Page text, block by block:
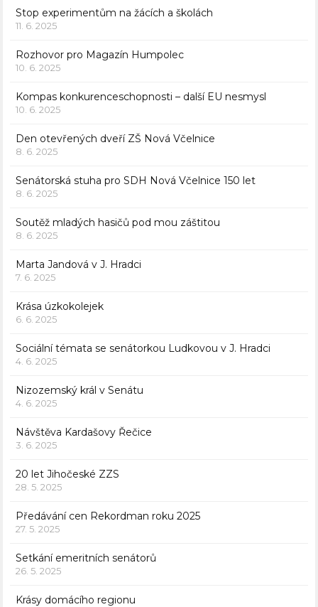
Stop experimentům na žácích a školách
11. 6. 2025
Rozhovor pro Magazín Humpolec
10. 6. 2025
Kompas konkurenceschopnosti – další EU nesmysl
10. 6. 2025
Den otevřených dveří ZŠ Nová Včelnice
8. 6. 2025
Senátorská stuha pro SDH Nová Včelnice 150 let
8. 6. 2025
Soutěž mladých hasičů pod mou záštitou
8. 6. 2025
Marta Jandová v J. Hradci
7. 6. 2025
Krása úzkokolejek
6. 6. 2025
Sociální témata se senátorkou Ludkovou v J. Hradci
4. 6. 2025
Nizozemský král v Senátu
4. 6. 2025
Návštěva Kardašovy Řečice
3. 6. 2025
20 let Jihočeské ZZS
28. 5. 2025
Předávání cen Rekordman roku 2025
27. 5. 2025
Setkání emeritních senátorů
26. 5. 2025
Krásy domácího regionu